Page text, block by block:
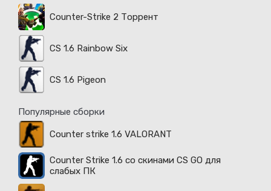
Counter-Strike 2 Торрент
CS 1.6 Rainbow Six
CS 1.6 Pigeon
Популярные сборки
Counter strike 1.6 VALORANT
Counter Strike 1.6 со скинами CS GO для
слабых ПК